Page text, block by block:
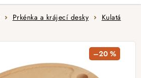
Prkénka a krájecí desky
Kulatá
–20 %